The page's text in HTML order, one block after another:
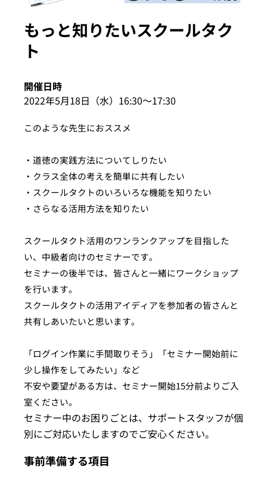
料金
お知らせ
もっと知りたいスクールタク
ト
開催日時
2022年5月18日（水）16:30〜17:30
このような先生におススメ
・道徳の実践方法についてしりたい
・クラス全体の考えを簡単に共有したい
・スクールタクトのいろいろな機能を知りたい
・さらなる活用方法を知りたい
スクールタクト活用のワンランクアップを目指した
い、中級者向けのセミナーです。
セミナーの後半では、皆さんと一緒にワークショップ
を行います。
スクールタクトの活用アイディアを参加者の皆さんと
共有しあいたいと思います。
「ログイン作業に手間取りそう」「セミナー開始前に
少し操作をしてみたい」など
不安や要望がある方は、セミナー開始15分前よりご入
室ください。
セミナー中のお困りごとは、サポートスタッフが個
別にご対応いたしますのでご安心ください。
事前準備する項目